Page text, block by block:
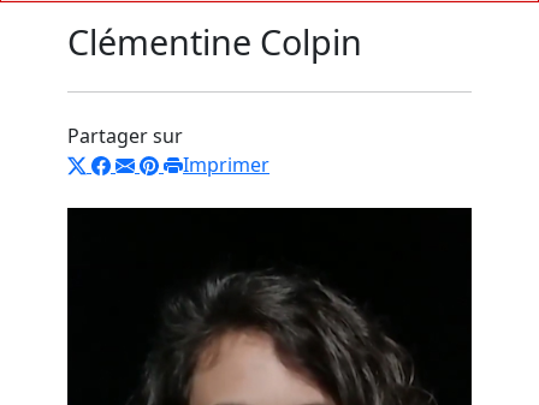
Clémentine Colpin
Partager sur
Imprimer